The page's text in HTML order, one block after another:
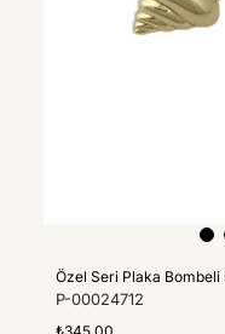
Özel Seri Plaka Bombeli
P-00024712